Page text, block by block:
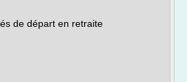
de départ en retraite